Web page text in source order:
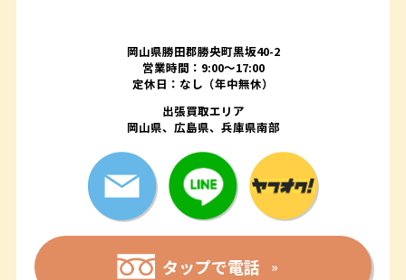
岡山県勝田郡勝央町黒坂40-2
営業時間：9:00～17:00
定休日：なし（年中無休）
出張買取エリア
岡山県、広島県、兵庫県南部
タップで電話